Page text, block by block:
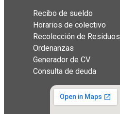
Recibo de sueldo
Horarios de colectivo
Recolección de Residuos
Ordenanzas
Generador de CV
Consulta de deuda